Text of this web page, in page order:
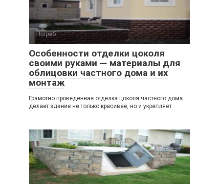
Погреб
Особенности отделки цоколя
своими руками — материалы для
облицовки частного дома и их
монтаж
Грамотно проведенная отделка цоколя частного дома
делает здание не только красивее, но и укрепляет